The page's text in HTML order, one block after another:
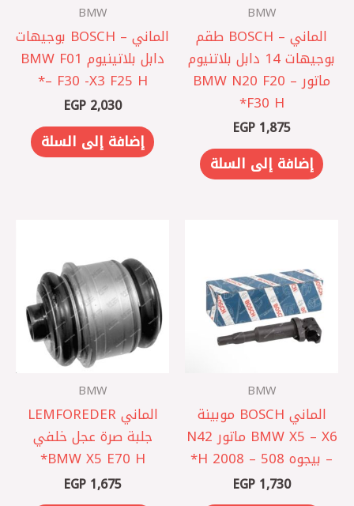
BMW
الماني – BOSCH طقم
بوجيهات 14 دابل بلاتنيوم
ماتور BMW N20 F20 –
F30 H*
EGP1,875
إضافة إلى السلة
BMW
الماني – BOSCH بوجيهات
دابل بلاتينيوم BMW F01
– F30 -X3 F25 H*
EGP2,030
إضافة إلى السلة
BMW
الماني BOSCH موبينة
BMW X5 – X6 ماتور N42
– بيجوه 508 – 2008 H*
EGP1,730
BMW
الماني LEMFOREDER
جلبة صرة عجل خلفي
BMW X5 E70 H*
EGP1,675